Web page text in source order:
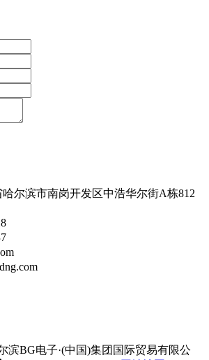
尔滨市南岗开发区中浩华尔街A栋812
滨BG电子·(中国)集团国际贸易有限公